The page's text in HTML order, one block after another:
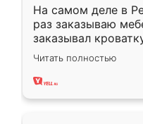
На самом деле в
раз заказываю
заказывал
ребёнка при его
заказал шкаф-
хорошее сборка
Читать полностью